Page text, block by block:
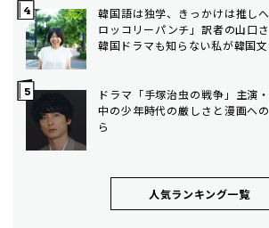
韓国語は独学、きっかけは推し
ロッコリーパンチ」訳者の山口
韓国ドラマも知らない私が韓国
ドラマ「手塚治虫の戦争」主演
中の少年時代の厳しさと漫画へ
ら
人気ランキング⼀覧